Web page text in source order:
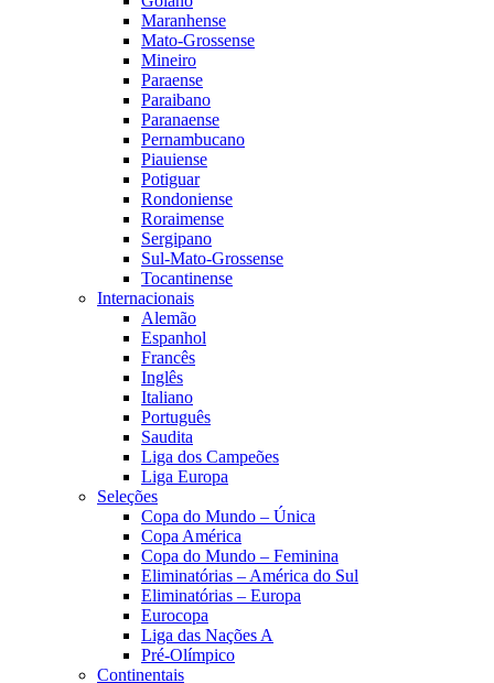
Maranhense
Mato-Grossense
Mineiro
Paraense
Paraibano
Paranaense
Pernambucano
Piauiense
Potiguar
Rondoniense
Roraimense
Sergipano
Sul-Mato-Grossense
Tocantinense
Internacionais
Alemão
Espanhol
Francês
Inglês
Italiano
Português
Saudita
Liga dos Campeões
Liga Europa
Seleções
Copa do Mundo – Única
Copa América
Copa do Mundo – Feminina
Eliminatórias – América do Sul
Eliminatórias – Europa
Eurocopa
Liga das Nações A
Pré-Olímpico
Continentais